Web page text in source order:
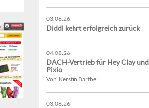
03.08.26
Diddl kehrt erfolgreich zurück
04.08.26
DACH-Vertrieb für Hey Clay und
Pixio
Von Kerstin Barthel
03.08.26